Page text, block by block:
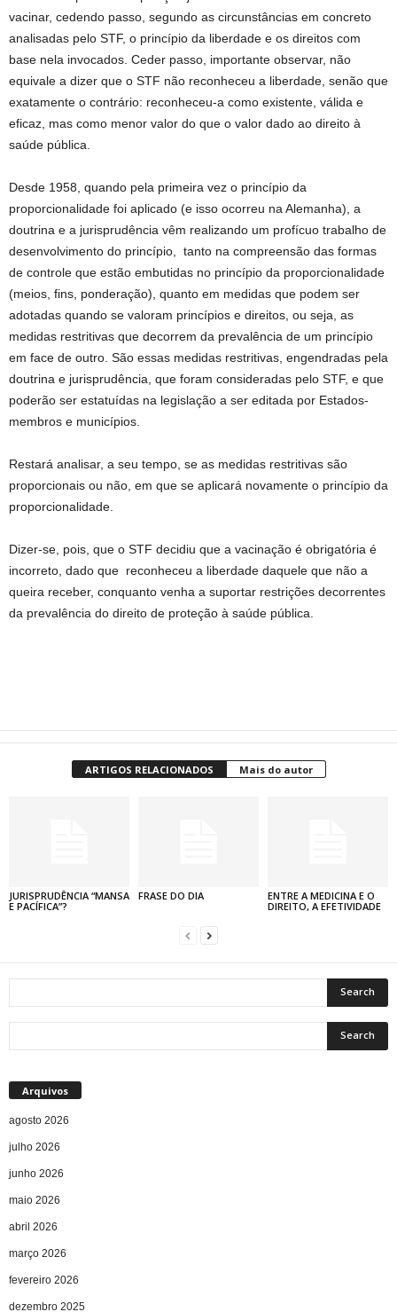
vacinar, cedendo passo, segundo as circunstâncias em concreto
analisadas pelo STF, o princípio da liberdade e os direitos com
base nela invocados. Ceder passo, importante observar, não
equivale a dizer que o STF não reconheceu a liberdade, senão que
exatamente o contrário: reconheceu-a como existente, válida e
eficaz, mas como menor valor do que o valor dado ao direito à
saúde pública.
Desde 1958, quando pela primeira vez o princípio da
proporcionalidade foi aplicado (e isso ocorreu na Alemanha), a
doutrina e a jurisprudência vêm realizando um profícuo trabalho de
desenvolvimento do princípio, tanto na compreensão das formas
de controle que estão embutidas no princípio da proporcionalidade
(meios, fins, ponderação), quanto em medidas que podem ser
adotadas quando se valoram princípios e direitos, ou seja, as
medidas restritivas que decorrem da prevalência de um princípio
em face de outro. São essas medidas restritivas, engendradas pela
doutrina e jurisprudência, que foram consideradas pelo STF, e que
poderão ser estatuídas na legislação a ser editada por Estados-
membros e municípios.
Restará analisar, a seu tempo, se as medidas restritivas são
proporcionais ou não, em que se aplicará novamente o princípio da
proporcionalidade.
Dizer-se, pois, que o STF decidiu que a vacinação é obrigatória é
incorreto, dado que reconheceu a liberdade daquele que não a
queira receber, conquanto venha a suportar restrições decorrentes
da prevalência do direito de proteção à saúde pública.
ARTIGOS RELACIONADOS Mais do autor
JURISPRUDÊNCIA “MANSA
E PACÍFICA”?
FRASE DO DIA
ENTRE A MEDICINA E O
DIREITO, A EFETIVIDADE
Arquivos
agosto 2026
julho 2026
junho 2026
maio 2026
abril 2026
março 2026
fevereiro 2026
dezembro 2025